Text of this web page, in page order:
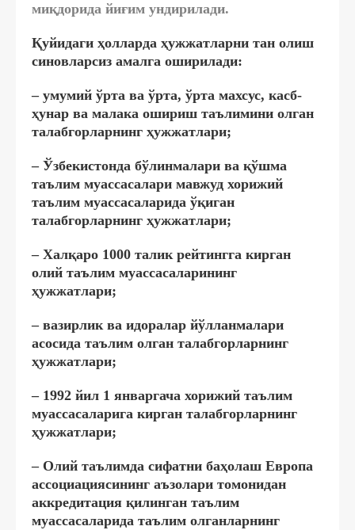
миқдорида йиғим ундирилади.
Қуйидаги ҳолларда ҳужжатларни тан олиш
синовларсиз амалга оширилади:
– умумий ўрта ва ўрта, ўрта махсус, касб-
ҳунар ва малака ошириш таълимини олган
талабгорларнинг ҳужжатлари;
– Ўзбекистонда бўлинмалари ва қўшма
таълим муассасалари мавжуд хорижий
таълим муассасаларида ўқиган
талабгорларнинг ҳужжатлари;
– Халқаро 1000 талик рейтингга кирган
олий таълим муассасаларининг
ҳужжатлари;
– вазирлик ва идоралар йўлланмалари
асосида таълим олган талабгорларнинг
ҳужжатлари;
– 1992 йил 1 январгача хорижий таълим
муассасаларига кирган талабгорларнинг
ҳужжатлари;
– Олий таълимда сифатни баҳолаш Европа
ассоциациясининг аъзолари томонидан
аккредитация қилинган таълим
муассасаларида таълим олганларнинг